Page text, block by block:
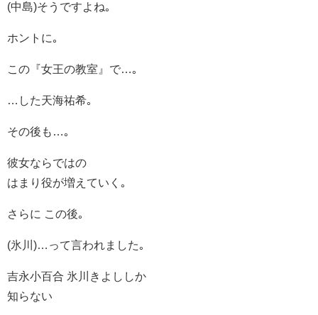
(中島)そうですよね｡
ホントに｡
この『女王の教室』で…｡
…した天海祐希｡
その後も…｡
彼女ならではの
はまり役が増えていく｡
さらに この後｡
(氷川)…って言われました｡
吉永小百合 氷川きよししか
知らない